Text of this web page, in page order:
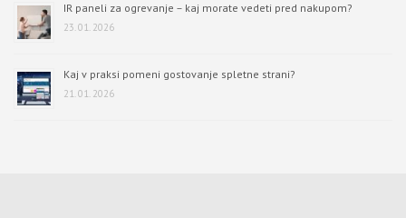
IR paneli za ogrevanje – kaj morate vedeti pred nakupom?
23. 01. 2026
Kaj v praksi pomeni gostovanje spletne strani?
21. 01. 2026